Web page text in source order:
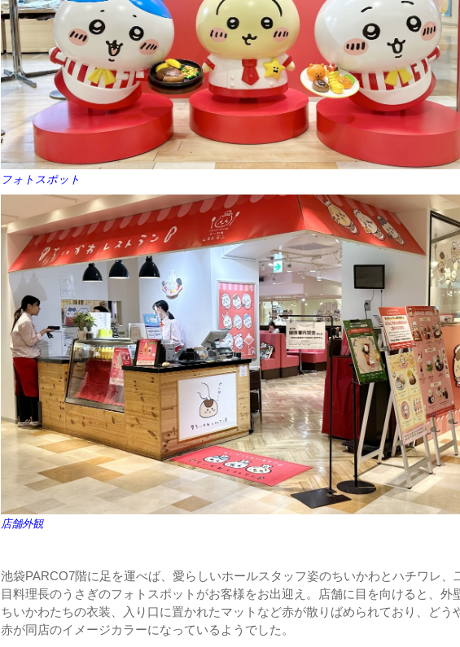
フォトスポット
店舗外観
池袋PARCO7階に足を運べば、愛らしいホールスタッフ姿のちいかわとハチワレ、
目料理長のうさぎのフォトスポットがお客様をお出迎え。店舗に目を向けると、外
ちいかわたちの衣装、入り口に置かれたマットなど赤が散りばめられており、どう
赤が同店のイメージカラーになっているようでした。